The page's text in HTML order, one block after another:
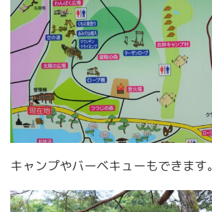
キャンプやバーベキューもできます。